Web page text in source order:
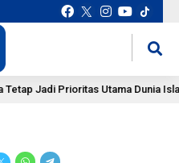
Jadi Prioritas Utama Dunia Islam